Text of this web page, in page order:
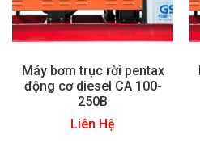
Máy bơm trục rời pentax
động cơ diesel CA 100-
250B
Liên Hệ